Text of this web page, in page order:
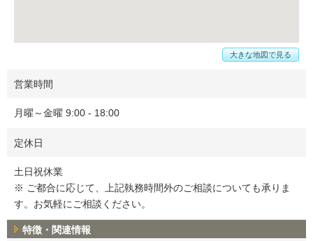
大きな地図で見る
営業時間
月曜～金曜 9:00 - 18:00
定休日
土日祝休業
※ ご都合に応じて、上記執務時間外のご相談についても承りま
す。お気軽にご相談ください。
特徴・関連情報